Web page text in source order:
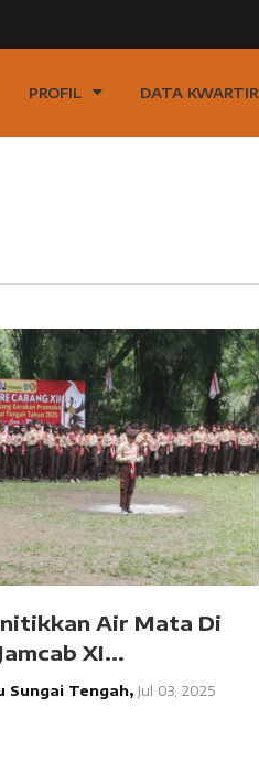
PROFIL DATA KWARTIR
Air Mata Di
XI...
Sungai Tengah, Jul 03, 2025